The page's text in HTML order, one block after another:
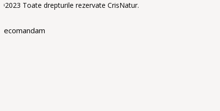
Toate drepturile rezervate CrisNatur.